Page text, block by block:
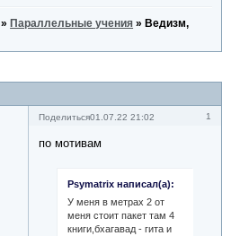
» Параллельные учения » Ведизм,
Поделиться 1
01.07.22 21:02
по мотивам
Psymatrix написал(а):
У меня в метрах 2 от
меня стоит пакет там 4
книги,бхагавад - гита и